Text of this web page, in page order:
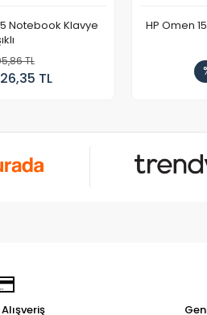
Notebook Klavye
TL
TL
HP Omen